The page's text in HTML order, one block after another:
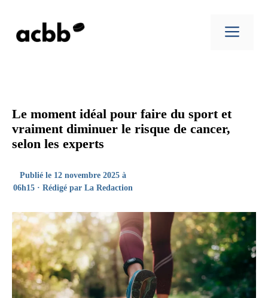
contenu
Le moment idéal pour faire du sport et
vraiment diminuer le risque de cancer,
selon les experts
Publié le 12 novembre 2025 à
06h15 · Rédigé par La Redaction